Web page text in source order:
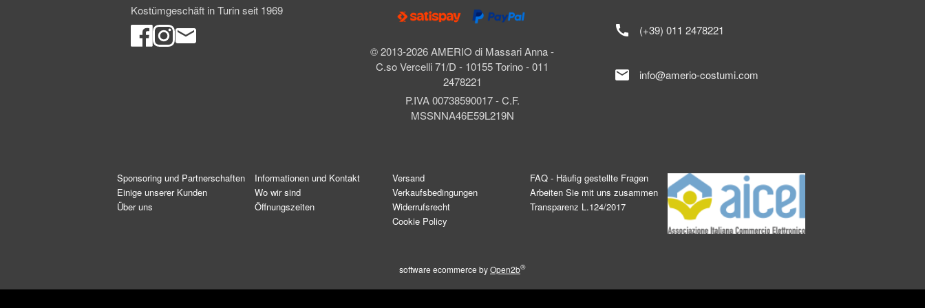
Kostümgeschäft in Turin seit 1969
© 2013-2026 AMERIO di Massari Anna -
C.so Vercelli 71/D - 10155 Torino - 011
2478221
P.IVA 00738590017 - C.F.
MSSNNA46E59L219N
call (+39) 011 2478221
mail info@amerio-costumi.com
Sponsoring und Partnerschaften
Einige unserer Kunden
Über uns
Informationen und Kontakt
Wo wir sind
Öffnungszeiten
Versand
Verkaufsbedingungen
Widerrufsrecht
Cookie Policy
FAQ - Häufig gestellte Fragen
Arbeiten Sie mit uns zusammen
Transparenz L.124/2017
software ecommerce byOpen2b®